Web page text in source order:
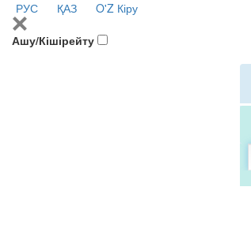
РУС ҚАЗ O'Z Кіру
Ашу/Кішірейту